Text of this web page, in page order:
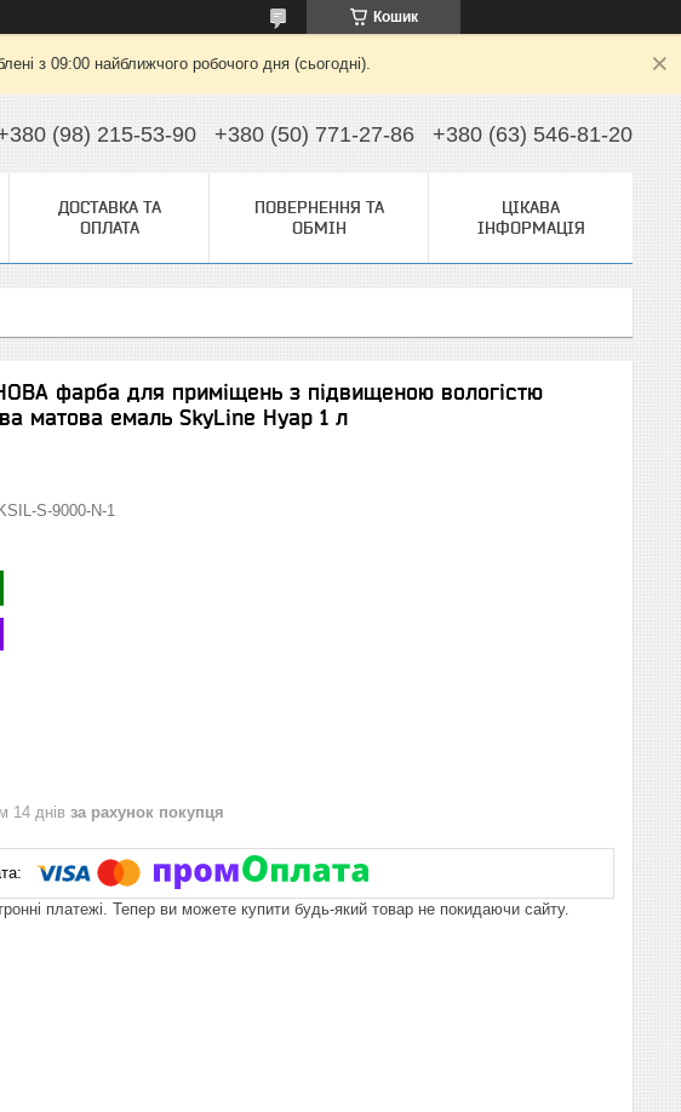
Кошик
з 09:00 найближчого робочого дня (сьогодні).
(98) 215-53-90 +380 (50) 771-27-86 +380 (63) 546-81-20
ДОСТАВКА ТА
ОПЛАТА
ПОВЕРНЕННЯ ТА
ОБМІН
ЦІКАВА
ІНФОРМАЦІЯ
фарба для приміщень з підвищеною вологістю
матова емаль SkyLine Нуар 1 л
KSIL-S-9000-N-1
14 днів за рахунок покупця
платежі. Тепер ви можете купити будь-який товар не покидаючи сайту.